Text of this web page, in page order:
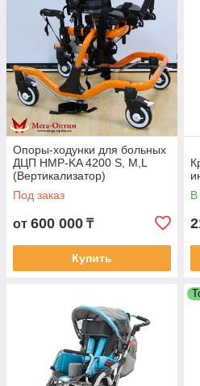
Опоры-ходунки для больных
ДЦП HMP-KA 4200 S, M,L
(Вертикализатор)
Под заказ
от 600 000 ₸
Купить
В